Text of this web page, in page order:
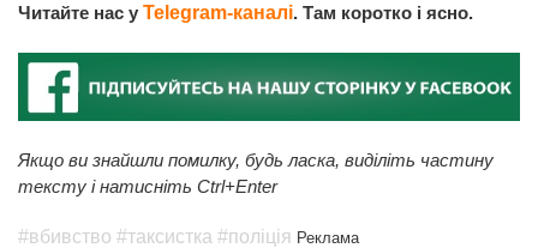
Читайте нас у Telegram-каналі. Там коротко і ясно.
Якщо ви знайшли помилку, будь ласка, виділіть частину
тексту і натисніть Ctrl+Enter
#вбивство #таксистка #поліція Реклама